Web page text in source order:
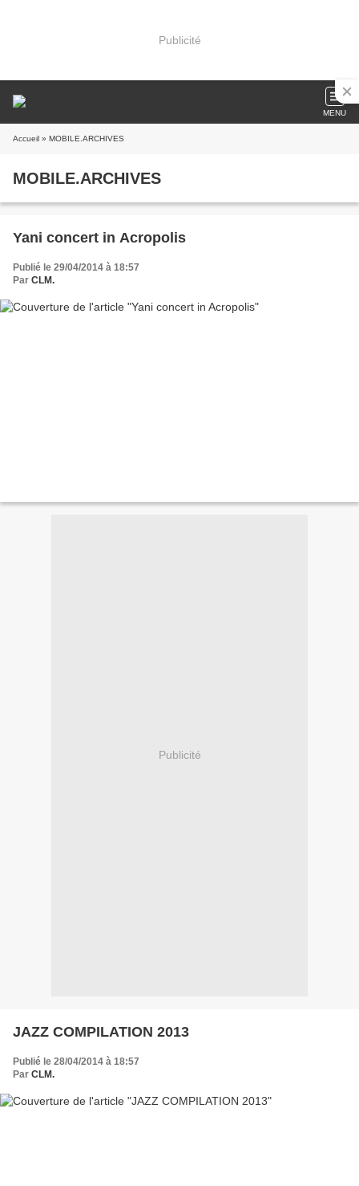
Publicité
MENU
Accueil » MOBILE.ARCHIVES
MOBILE.ARCHIVES
Yani concert in Acropolis
Publié le 29/04/2014 à 18:57
Par CLM.
Publicité
JAZZ COMPILATION 2013
Publié le 28/04/2014 à 18:57
Par CLM.